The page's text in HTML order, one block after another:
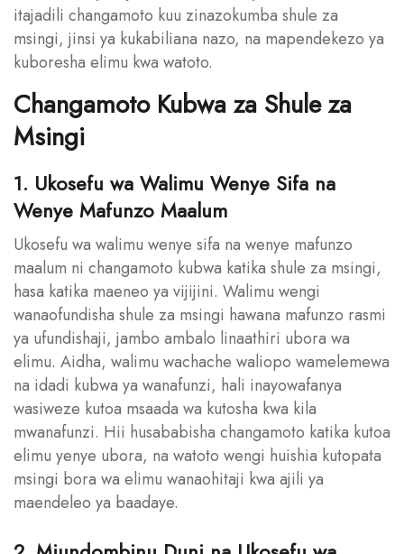
itajadili changamoto kuu zinazokumba shule za
msingi, jinsi ya kukabiliana nazo, na mapendekezo ya
kuboresha elimu kwa watoto.
Changamoto Kubwa za Shule za
Msingi
1. Ukosefu wa Walimu Wenye Sifa na
Wenye Mafunzo Maalum
Ukosefu wa walimu wenye sifa na wenye mafunzo
maalum ni changamoto kubwa katika shule za msingi,
hasa katika maeneo ya vijijini. Walimu wengi
wanaofundisha shule za msingi hawana mafunzo rasmi
ya ufundishaji, jambo ambalo linaathiri ubora wa
elimu. Aidha, walimu wachache waliopo wamelemewa
na idadi kubwa ya wanafunzi, hali inayowafanya
wasiweze kutoa msaada wa kutosha kwa kila
mwanafunzi. Hii husababisha changamoto katika kutoa
elimu yenye ubora, na watoto wengi huishia kutopata
msingi bora wa elimu wanaohitaji kwa ajili ya
maendeleo ya baadaye.